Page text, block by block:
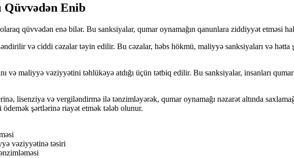
Qüvvədən Enib
qüvvədən enə bilər. Bu sanksiyalar, qumar oynamağın qanunlara ziddiyyət etməsi
və ciddi cəzalar təyin edilir. Bu cəzalar, həbs hökmü, maliyyə sanksiyaları və hətta
və maliyyə vəziyyətini təhlükəyə atdığı üçün tətbiq edilir. Bu sanksiyalar, insanları
lisenziya və vergiləndirmə ilə tənzimləyərək, qumar oynamağı nəzarət altında
şərtlərinə riayət etmək tələb olunur.
vəziyyətinə təsiri